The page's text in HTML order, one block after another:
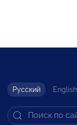
Русский English